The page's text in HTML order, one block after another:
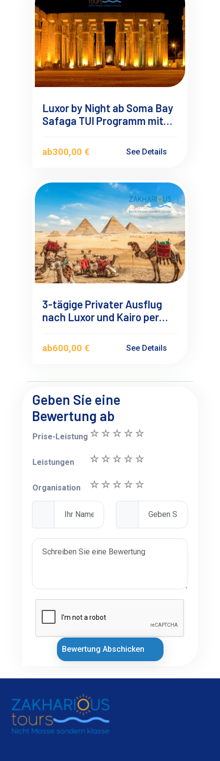
Luxor by Night ab Soma Bay
Safaga TUI Programm mit
ab300,00 € See Details
3-tägige Privater Ausflug
nach Luxor und Kairo per
ab600,00 € See Details
Geben Sie eine
Bewertung ab
Prise-Leistung
Leistungen
Organisation
Bewertung Abschicken